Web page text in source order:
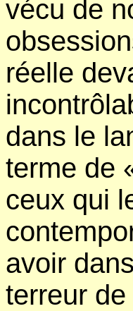
vécu de
réelle
dans le
terme de
ceux qui
avoir
terreur